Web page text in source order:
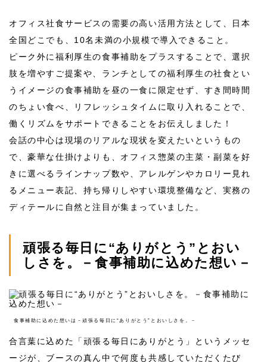
オフィス社食サービスの需要の高い活用方法として、日本
全国どこでも、 10名未満の小規模で導入できること。
ピーク外に福利厚生の食事補助をプラスすることで、選択
肢を増やすご提案や、ランチとしての福利厚生の社食とい
うイメージの食事補助を昼の一食に限定せず、すき間時間
のちょい食べ、リフレッシュタイムに取り入れることで、
働くリズムをサポートできることをお伝えしました！
会話の中心は現場のリアルな現状を変えたいというもの
で、豪華な仕掛けよりも、オフィス惣菜の主菜・副菜を好
きに選べるラインナップ数や、アレルゲンやカロリー見れ
るメニュー表記、持ち帰りしやすい環境整備など、実務の
ディテールに自然と注目が集まっていました。
頑張る毎日に“ありがとう”とおい
しさを。－食事補助に込めた想い－
食事補助に込めた想いは－頑張る毎日に“ありがとう”とおいしさを。－
合言葉に込めた「頑張る毎日にありがとう」というメッセ
ージが、ブースの真ん中で何度も共感していただくたび